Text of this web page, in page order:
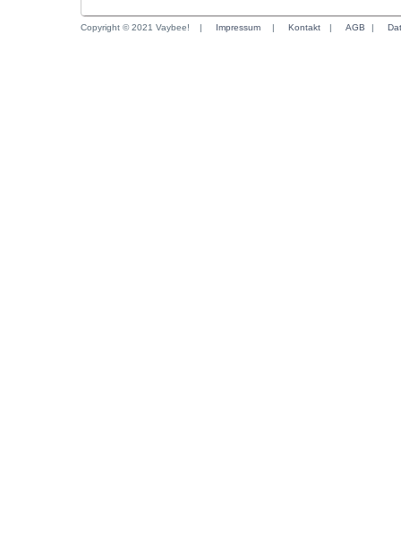
Copyright © 2021 Vaybee! | Impressum | Kontakt | AGB |